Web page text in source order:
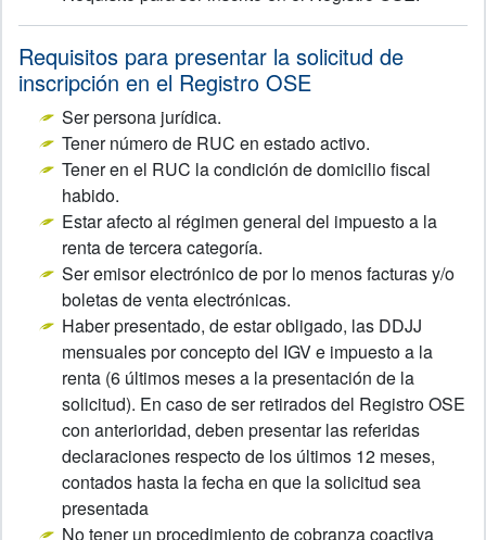
Requisitos para presentar la solicitud de
inscripción en el Registro OSE
Ser persona jurídica.
Tener número de RUC en estado activo.
Tener en el RUC la condición de domicilio fiscal
habido.
Estar afecto al régimen general del impuesto a la
renta de tercera categoría.
Ser emisor electrónico de por lo menos facturas y/o
boletas de venta electrónicas.
Haber presentado, de estar obligado, las DDJJ
mensuales por concepto del IGV e impuesto a la
renta (6 últimos meses a la presentación de la
solicitud). En caso de ser retirados del Registro OSE
con anterioridad, deben presentar las referidas
declaraciones respecto de los últimos 12 meses,
contados hasta la fecha en que la solicitud sea
presentada
No tener un procedimiento de cobranza coactiva